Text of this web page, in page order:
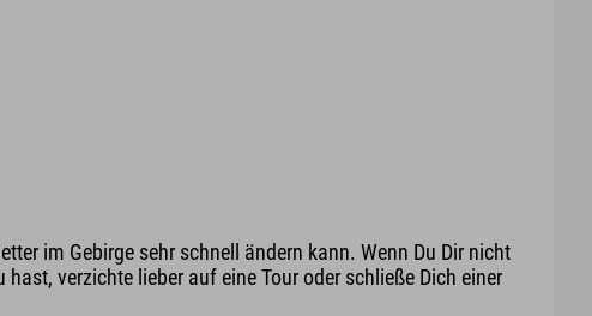
im Gebirge sehr schnell ändern kann. Wenn Du Dir nicht
verzichte lieber auf eine Tour oder schließe Dich einer